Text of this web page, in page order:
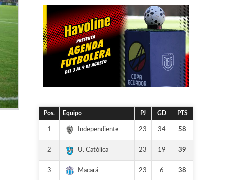
Pos. Equipo PJ GD PTS
1 Independiente 23 34 58
2 U. Católica 23 19 39
3 Macará 23 6 38